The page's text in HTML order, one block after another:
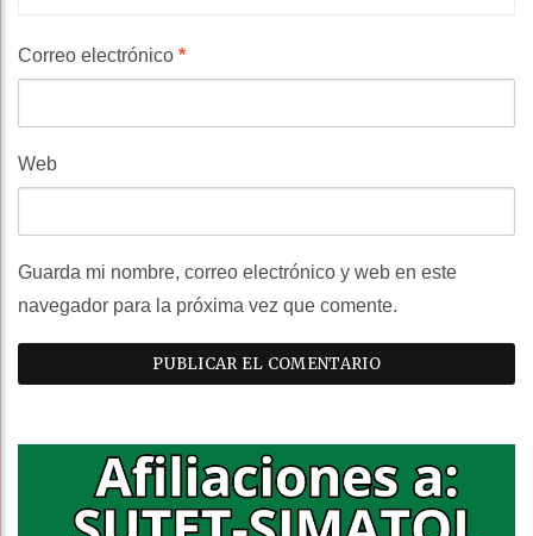
Correo electrónico *
Web
Guarda mi nombre, correo electrónico y web en este
navegador para la próxima vez que comente.